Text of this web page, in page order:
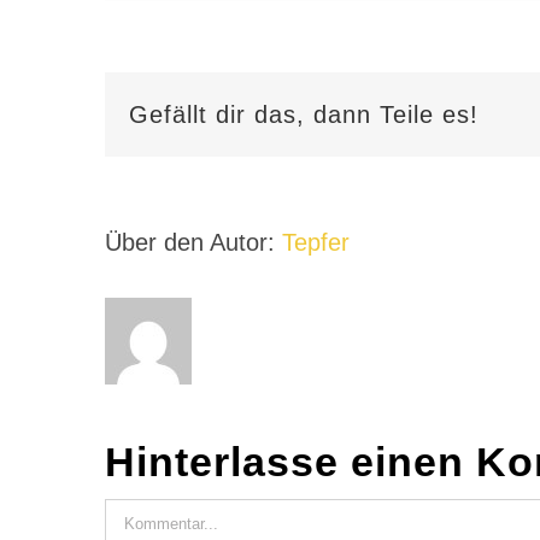
Gefällt dir das, dann Teile es!
Über den Autor: Tepfer
Hinterlasse einen